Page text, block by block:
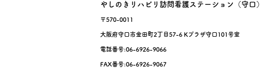
やしのきリハビリ訪問看護ステーション（守口）
〒570-0011
大阪府守口市金田町2丁目57-6 Kプラザ守口101号室
電話番号:06-6926-9066
FAX番号:06-6926-9067